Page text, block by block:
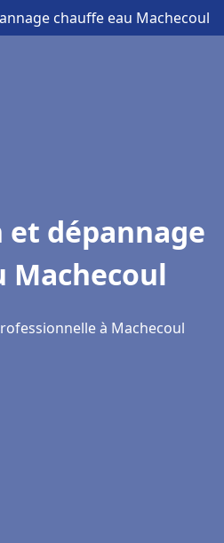
chauffe eau Machecoul
dépannage
Machecoul
à Machecoul